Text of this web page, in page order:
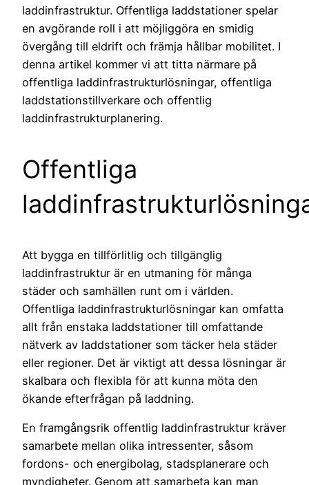
laddinfrastruktur. Offentliga laddstationer spelar
en avgörande roll i att möjliggöra en smidig
övergång till eldrift och främja hållbar mobilitet. I
denna artikel kommer vi att titta närmare på
offentliga laddinfrastrukturlösningar, offentliga
laddstationstillverkare och offentlig
laddinfrastrukturplanering.
Offentliga
Att bygga en tillförlitlig och tillgänglig
laddinfrastruktur är en utmaning för många
städer och samhällen runt om i världen.
Offentliga laddinfrastrukturlösningar kan omfatta
allt från enstaka laddstationer till omfattande
nätverk av laddstationer som täcker hela städer
eller regioner. Det är viktigt att dessa lösningar är
skalbara och flexibla för att kunna möta den
ökande efterfrågan på laddning.
En framgångsrik offentlig laddinfrastruktur kräver
samarbete mellan olika intressenter, såsom
fordons- och energibolag, stadsplanerare och
myndigheter. Genom att samarbeta kan man